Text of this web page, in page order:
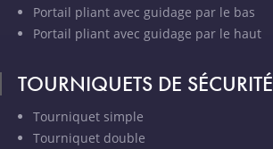
Portail pliant avec guidage par le bas
Portail pliant avec guidage par le haut
TOURNIQUETS DE SÉCURITÉ
Tourniquet simple
Tourniquet double